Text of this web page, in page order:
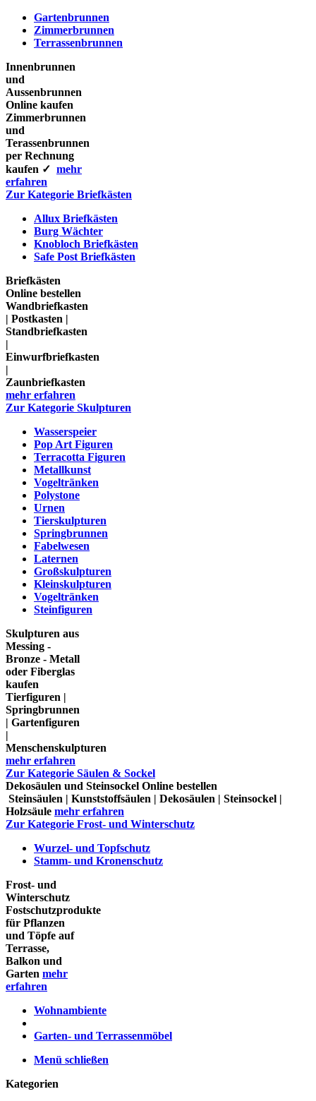
Gartenbrunnen
Zimmerbrunnen
Terrassenbrunnen
Innenbrunnen
und
Aussenbrunnen
Online kaufen
Zimmerbrunnen
und
Terassenbrunnen
per Rechnung
kaufen ✓ mehr
erfahren
Zur Kategorie Briefkästen
Allux Briefkästen
Burg Wächter
Knobloch Briefkästen
Safe Post Briefkästen
Briefkästen
Online bestellen
Wandbriefkasten
| Postkasten |
Standbriefkasten
|
Einwurfbriefkasten
|
Zaunbriefkasten
mehr erfahren
Zur Kategorie Skulpturen
Wasserspeier
Pop Art Figuren
Terracotta Figuren
Metallkunst
Vogeltränken
Polystone
Urnen
Tierskulpturen
Springbrunnen
Fabelwesen
Laternen
Großskulpturen
Kleinskulpturen
Vogeltränken
Steinfiguren
Skulpturen aus
Messing -
Bronze - Metall
oder Fiberglas
kaufen
Tierfiguren |
Springbrunnen
| Gartenfiguren
|
Menschenskulpturen
mehr erfahren
Zur Kategorie Säulen & Sockel
Dekosäulen und Steinsockel Online bestellen
Steinsäulen | Kunststoffsäulen | Dekosäulen | Steinsockel |
Holzsäule mehr erfahren
Zur Kategorie Frost- und Winterschutz
Wurzel- und Topfschutz
Stamm- und Kronenschutz
Frost- und
Winterschutz
Fostschutzprodukte
für Pflanzen
und Töpfe auf
Terrasse,
Balkon und
Garten mehr
erfahren
Wohnambiente
Garten- und Terrassenmöbel
Menü schließen
Kategorien